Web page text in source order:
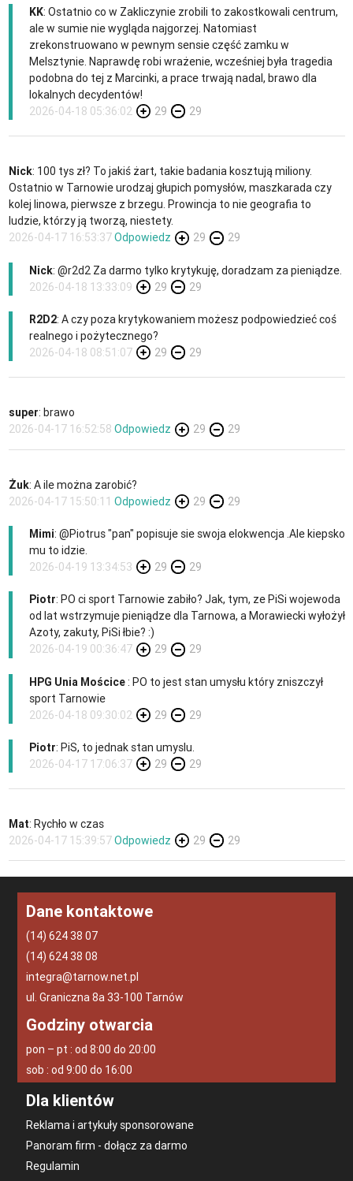
KK: Ostatnio co w Zakliczynie zrobili to zakostkowali centrum,
ale w sumie nie wygląda najgorzej. Natomiast
zrekonstruowano w pewnym sensie część zamku w
Melsztynie. Naprawdę robi wrażenie, wcześniej była tragedia
podobna do tej z Marcinki, a prace trwają nadal, brawo dla
lokalnych decydentów!
2026-04-18 05:36:02
29 29
Nick: 100 tys zł? To jakiś żart, takie badania kosztują miliony.
Ostatnio w Tarnowie urodzaj głupich pomysłów, maszkarada czy
kolej linowa, pierwsze z brzegu. Prowincja to nie geografia to
ludzie, którzy ją tworzą, niestety.
2026-04-17 16:53:37Odpowiedz 29 29
Nick: @r2d2 Za darmo tylko krytykuję, doradzam za pieniądze.
2026-04-18 13:33:09
29 29
R2D2: A czy poza krytykowaniem możesz podpowiedzieć coś
realnego i pożytecznego?
2026-04-18 08:51:07
29 29
super: brawo
2026-04-17 16:52:58 Odpowiedz 29 29
Żuk: A ile można zarobić?
2026-04-17 15:50:11 Odpowiedz 29 29
Mimi: @Piotrus "pan" popisuje sie swoja elokwencja .Ale kiepsko
mu to idzie.
2026-04-19 13:34:53
29 29
Piotr: PO ci sport Tarnowie zabiło? Jak, tym, ze PiSi wojewoda
od lat wstrzymuje pieniądze dla Tarnowa, a Morawiecki wyłożył
Azoty, zakuty, PiSi łbie? :)
2026-04-19 00:36:47
29 29
HPG Unia Mościce: PO to jest stan umysłu który zniszczył
sport Tarnowie
2026-04-18 09:30:02
29 29
Piotr: PiS, to jednak stan umyslu.
2026-04-17 17:06:37
29 29
Mat: Rychło w czas
2026-04-17 15:39:57Odpowiedz 29 29
Dane kontaktowe
(14) 624 38 07
(14) 624 38 08
integra@tarnow.net.pl
ul. Graniczna 8a 33-100 Tarnów
Godziny otwarcia
pon – pt : od 8:00 do 20:00
sob : od 9:00 do 16:00
Dla klientów
Reklama i artykuły sponsorowane
Panoram firm - dołącz za darmo
Regulamin